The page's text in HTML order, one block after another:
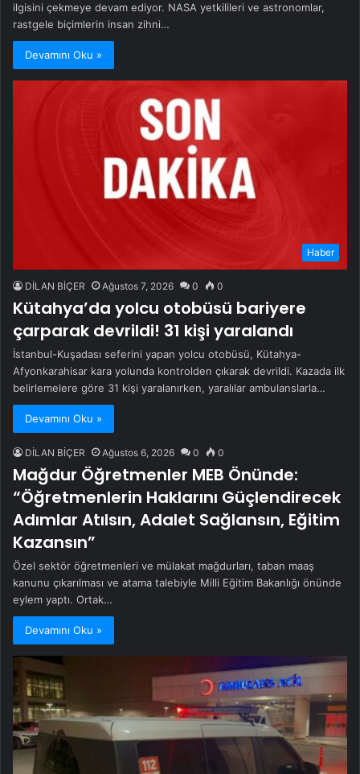
ilgisini çekmeye devam ediyor. NASA yetkilileri ve astronomlar,
rastgele biçimlerin insan zihni…
Devamını Oku »
Haber
DİLAN BİÇER Ağustos 7, 2026 0 0
Kütahya’da yolcu otobüsü bariyere
çarparak devrildi! 31 kişi yaralandı
İstanbul-Kuşadası seferini yapan yolcu otobüsü, Kütahya-
Afyonkarahisar kara yolunda kontrolden çıkarak devrildi. Kazada ilk
belirlemelere göre 31 kişi yaralanırken, yaralılar ambulanslarla…
Devamını Oku »
DİLAN BİÇER Ağustos 6, 2026 0 0
Mağdur Öğretmenler MEB Önünde:
“Öğretmenlerin Haklarını Güçlendirecek
Adımlar Atılsın, Adalet Sağlansın, Eğitim
Kazansın”
Özel sektör öğretmenleri ve mülakat mağdurları, taban maaş
kanunu çıkarılması ve atama talebiyle Milli Eğitim Bakanlığı önünde
eylem yaptı. Ortak…
Devamını Oku »